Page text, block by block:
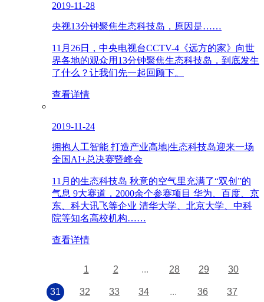
2019-11-28
央视13分钟聚焦生态科技岛，原因是……
11月26日，中央电视台CCTV-4《远方的家》向世
界各地的观众用13分钟聚焦生态科技岛，到底发生
了什么？让我们先一起回顾下。
查看详情
2019-11-24
拥抱人工智能 打造产业高地|生态科技岛迎来一场
全国AI+总决赛暨峰会
11月的生态科技岛 秋意的空气里充满了“双创”的
气息 9大赛道，2000余个参赛项目 华为、百度、京
东、科大讯飞等企业 清华大学、北京大学、中科
院等知名高校机构……
查看详情
1 2 ... 28 29 30
31 32 33 34 ... 36 37